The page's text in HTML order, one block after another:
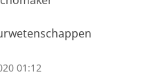
01:12